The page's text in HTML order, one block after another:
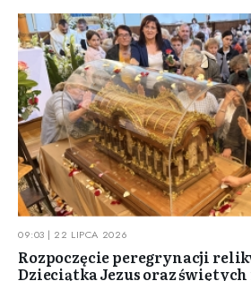
09:03 | 22 LIPCA 2026
Rozpoczęcie peregrynacji
Dzieciątka Jezus oraz świętych